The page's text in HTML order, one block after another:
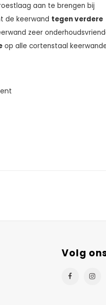
aan te brengen bij
de keerwand tegen verdere
zeer
op alle cortenstaal
Volg